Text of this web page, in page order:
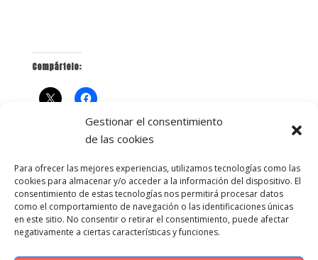
Gestionar el consentimiento
de las cookies
Para ofrecer las mejores experiencias, utilizamos tecnologías como las
cookies para almacenar y/o acceder a la información del dispositivo. El
consentimiento de estas tecnologías nos permitirá procesar datos
como el comportamiento de navegación o las identificaciones únicas
en este sitio. No consentir o retirar el consentimiento, puede afectar
negativamente a ciertas características y funciones.
Compártelo: